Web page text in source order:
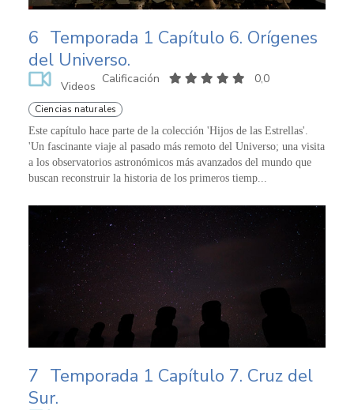
6 Temporada 1 Capítulo 6. Orígenes
del Universo.
Videos
Calificación 0,0
Ciencias naturales
Este capítulo hace parte de la colección 'Hijos de las Estrellas'.
'Un fascinante viaje al pasado más remoto del Universo; una visita
a los observatorios astronómicos más avanzados del mundo que
buscan reconstruir la historia de los primeros tiemp...
7 Temporada 1 Capítulo 7. Cruz del
Sur.